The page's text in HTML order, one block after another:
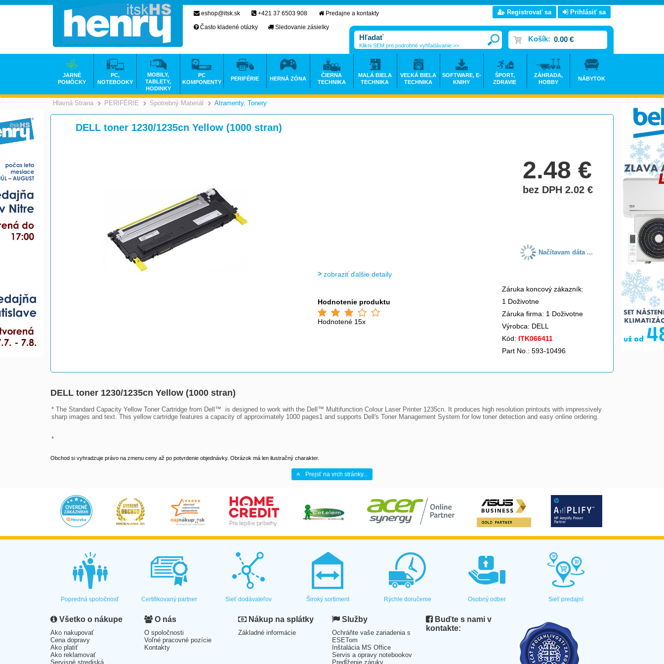
Hlavná Strana >
PERIFÉRIE >
Spotrebný Materiál >
Atramenty, Tonery
DELL toner 1230/1235cn Yellow (1000 stran)
2.48€
bez DPH 2.02€
Načítavam dáta ...
zobraziť ďalšie detaily
Hodnotenie produktu
Hodnotené 15x
Záruka koncový zákazník:
1 Doživotne
Záruka firma: 1 Doživotne
Výrobca: DELL
Kód: ITK066411
Part No.: 593-10496
DELL toner 1230/1235cn Yellow (1000 stran)
* The Standard Capacity Yellow Toner Cartridge from Dell™  is designed to work with the Dell™ Multifunction Colour Laser Printer 1235cn. It produces high resolution printouts with impressively
sharp images and text. This yellow cartridge features a capacity of approximately 1000 pages1 and supports Dell's Toner Management System for low toner detection and easy online ordering.
*
Obchod si vyhradzuje právo na zmenu ceny až po potvrdenie objednávky. Obrázok má len ilustračný charakter.
Prejsť na vrch stránky...
eshop@itsk.sk +421 37 6503 908
Predajne a kontakty
Často kladené otázky
Sledovanie zásielky
Registrovať sa Prihlásiť sa
Košík: 0.00 €
Klikni SEM pre podrobné vyhľadávanie >>
JARNÉ
POMÔCKY
PC,
NOTEBOOKY
MOBILY,
TABLETY,
HODINKY
PC
KOMPONENTY
PERIFÉRIE HERNÁ ZÓNA
ČIERNA
TECHNIKA
MALÁ BIELA
TECHNIKA
VEĽKÁ BIELA
TECHNIKA
SOFTWARE, E-
KNIHY
ŠPORT,
ZDRAVIE
ZÁHRADA,
HOBBY
NÁBYTOK
Popredná spoločnosť Certifikovaný partner Sieť dodávateľov Široký sortiment Rýchle doručenie Osobný odber Sieť predajní
Všetko o nákupe
Ako nakupovať
Cena dopravy
Ako platiť
Ako reklamovať
Servisné strediská
O nás
O spoločnosti
Voľné pracovné pozície
Kontakty
Nákup na splátky
Základné informácie
Služby
Ochráňte vaše zariadenia s
ESETom
Inštalácia MS Office
Servis a opravy notebookov
Predĺženie záruky
Buďte s nami v
kontakte: